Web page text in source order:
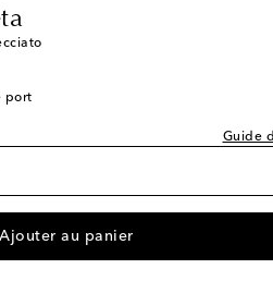
port
Guide
Ajouter au panier